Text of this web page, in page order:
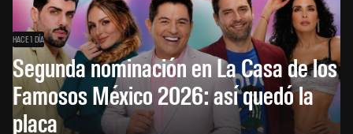
HACE 1 DÍA
Segunda nominación en La Casa de los
Famosos México 2026: así quedó la
placa